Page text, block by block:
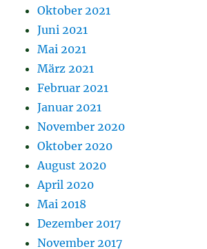
Oktober 2021
Juni 2021
Mai 2021
März 2021
Februar 2021
Januar 2021
November 2020
Oktober 2020
August 2020
April 2020
Mai 2018
Dezember 2017
November 2017